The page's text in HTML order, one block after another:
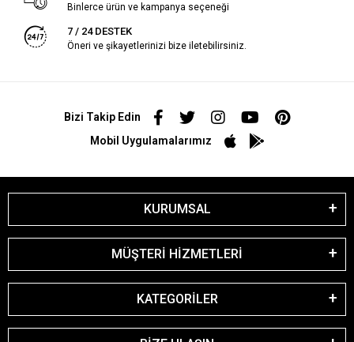
Binlerce ürün ve kampanya seçeneği
7 / 24 DESTEK
Öneri ve şikayetlerinizi bize iletebilirsiniz.
Bizi Takip Edin
Mobil Uygulamalarımız
KURUMSAL
MÜŞTERİ HİZMETLERİ
KATEGORİLER